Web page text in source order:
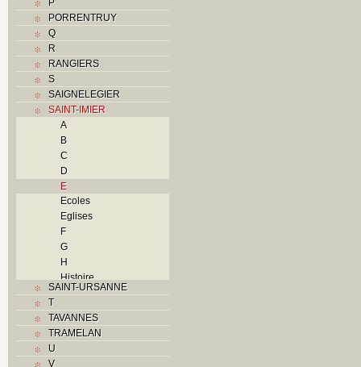
PORRENTRUY
Q
R
RANGIERS
S
SAIGNELEGIER
SAINT-IMIER
A
B
C
D
E
Ecoles
Eglises
F
G
H
Histoire
I
J
K
SAINT-URSANNE
T
TAVANNES
TRAMELAN
U
V